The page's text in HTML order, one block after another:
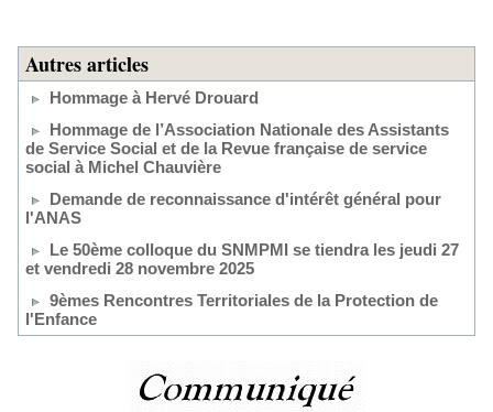
Autres articles
Hommage à Hervé Drouard
Hommage de l’Association Nationale des Assistants
de Service Social et de la Revue française de service
social à Michel Chauvière
Demande de reconnaissance d'intérêt général pour
l'ANAS
Le 50ème colloque du SNMPMI se tiendra les jeudi 27
et vendredi 28 novembre 2025
9èmes Rencontres Territoriales de la Protection de
l'Enfance